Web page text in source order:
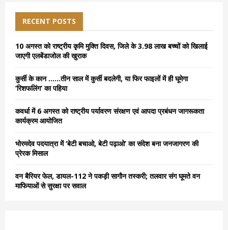
f
r
RECENT POSTS
10 अगस्त को राष्ट्रीय कृमि मुक्ति दिवस, जिले के 3.98 लाख बच्चों को खिलाई
जाएगी एलबेंडाजोल की खुराक
कुर्सी के कान ……तीन साल में कुर्सी बदलेगी, या फिर फाइलों में ही घूमेगा
‘रिशफलिंग’ का पहिया
कवर्धा में 6 अगस्त को राष्ट्रीय पर्यावरण संरक्षण एवं आपदा प्रबंधन जागरूकता
कार्यक्रम आयोजित
भोरमदेव पदयात्रा में ‘बेटी बचाओ, बेटी पढ़ाओ’ का संदेश बना जनजागरण की
प्रेरक मिसाल
वन बैरियर फेल, डायल-112 ने पकड़ी सागौन तस्करी; तलवार संग घूमते वन
माफियाओं से सुरक्षा पर सवाल